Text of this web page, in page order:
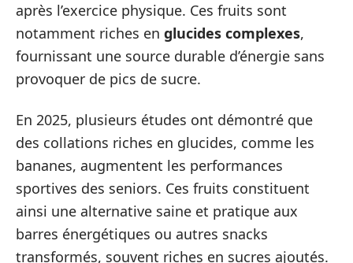
après l’exercice physique. Ces fruits sont
notamment riches en glucides complexes,
fournissant une source durable d’énergie sans
provoquer de pics de sucre.
En 2025, plusieurs études ont démontré que
des collations riches en glucides, comme les
bananes, augmentent les performances
sportives des seniors. Ces fruits constituent
ainsi une alternative saine et pratique aux
barres énergétiques ou autres snacks
transformés, souvent riches en sucres ajoutés.